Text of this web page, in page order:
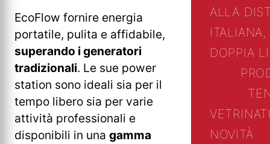
EcoFlow fornire energia
portatile, pulita e affidabile,
superando i generatori
tradizionali. Le sue power
station sono ideali sia per il
tempo libero sia per varie
attività professionali e
disponibili in una gamma
ALLA
DOPPIA
VETRINA
NOVITÀ